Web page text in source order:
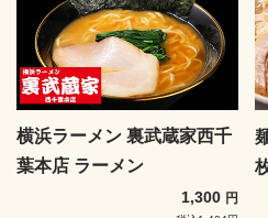
横浜ラーメン 裏武蔵家西千
葉本店 ラーメン
1,300 円